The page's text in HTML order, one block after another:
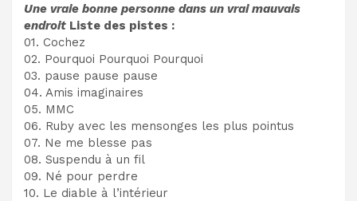
Une vraie bonne personne dans un vrai mauvais
endroit Liste des pistes :
01. Cochez
02. Pourquoi Pourquoi Pourquoi
03. pause pause pause
04. Amis imaginaires
05. MMC
06. Ruby avec les mensonges les plus pointus
07. Ne me blesse pas
08. Suspendu à un fil
09. Né pour perdre
10. Le diable à l’intérieur